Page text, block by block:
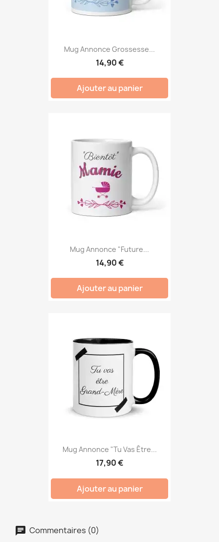
Mug Annonce Grossesse...
14,90 €
Ajouter au panier
Mug Annonce "Future...
14,90 €
Ajouter au panier
Mug Annonce "Tu Vas Être...
17,90 €
Ajouter au panier
Commentaires (0)